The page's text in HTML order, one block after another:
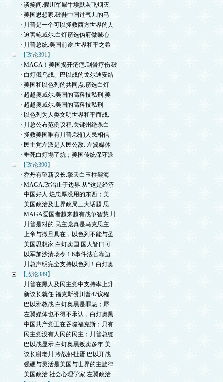
· 谈笑间.假川军犀牛埃默灰飞烟灭.
· 美国思想家.破鞋中国过气儿的马
· 川普是一个可以拯救西方世界的人
· 迫害鲍威尔.白灯窃选伪府做贼心
· 川普总统.美国前途.世界和平之希
【政论391】
· MAGA！美国揭开疮疤.刮骨疗伤.破
· 白灯俄乌战、巴以战的戈尔迪安结
· 美国和以色列的共同点.窃选白灯
· 超越奥威尔.美国的高科技私刑.美
· 超越奥威尔.美国的高科技私刑
· 以色列为人类文明世界和平而战.
· 川总公布范例议程.关键州绝杀白
· 拯救美国唯有川普.我们人民相信
· 民主党左派是人民公敌. 左翼媒体
· 垂死白灯塌了炕；美国传统保守派
【政论390】
· 乔丹有望新议长.擎天白玉柱架海
· MAGA.政治止于边界.从“这是经济
· 中国好人.烂忠厚没用的东西；美
· 美国政治及世界政局三大话题.思
· MAGA爱国者越来越有战争智慧.川
· 川普是对的.民主党真是马克思主
· 上帝与撒旦具在，以色列不能与圣
· 美国思想家.白灯卖国.国人皆曰可
· 以军加沙清场令.1.6事件法官靠边
· 川总声明完全支持以色列！白灯奥
【政论389】
· 川普在黑人及民主党中支持率上升
· 新议长就任.福克斯赞川普47议程.
· 巴以邪教战.白灯奥黑是罪魁；犀
· 左翼媒体也不得不承认，白灯奥黑
· 中国共产党正在吞噬福克斯；只有
· 民主党没有人民的民主；川普总统
· 巴以战显示.白灯奥黑叛卖多年.美
· 议长谢老川.冷战虾扯蛋.巴以开战
· 强硬与灵活是美国与世界的主旋律
· 美国政治.社会心理学家.左翼政治